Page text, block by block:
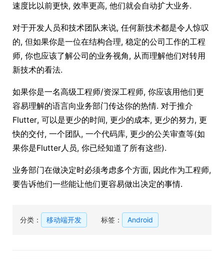
速度比以前更快, 效率更高, 他们就会自动扩大业务.
对于开发人员和技术团队来说, 任何新技术都是令人惊叹
的, 但如果你是一位在结构合理, 稳定的公司工作的工程
师, 你也应该了解公司的业务视角, 从而理解他们对转用
新技术的看法.
如果你是一名高级工程师/资深工程师, 你应该用他们更
容易理解的语言向业务部门传达你的热情. 对于推介
Flutter, 可以是更少的时间, 更少的成本, 更少的努力, 更
快的交付, 一个团队, 一个代码库, 更少的公关审查等(如
果你是Flutter人员, 你已经知道了所有这些).
业务部门在做决定时必须考虑多个方面, 因此作为工程师,
要告诉他们一些能让他们更容易做出决定的事情.
分类： 移动端开发 标签： Android